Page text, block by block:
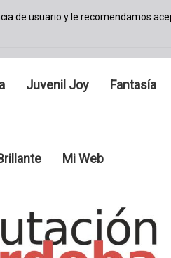
de usuario y le recomendamos
Juvenil Joy Fantasía
Mi Web